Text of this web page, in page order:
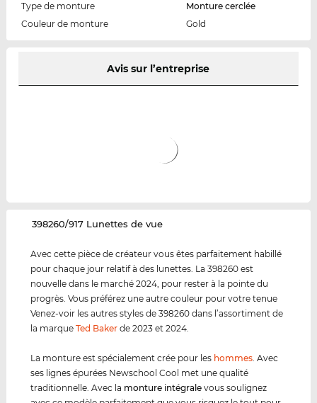
Type de monture
Monture cerclée
Couleur de monture
Gold
Avis sur l’entreprise
‌398260/917 Lunettes de vue
Avec cette pièce de créateur vous êtes parfaitement habillé
pour chaque jour relatif à des lunettes. La 398260 est
nouvelle dans le marché 2024, pour rester à la pointe du
progrès. Vous préférez une autre couleur pour votre tenue
Venez-voir les autres styles de 398260 dans l’assortiment de
la marqueTed Baker de 2023 et 2024.
La monture est spécialement crée pour les hommes. Avec
ses lignes épurées Newschool Cool met une qualité
traditionnelle. Avec la monture intégrale vous soulignez